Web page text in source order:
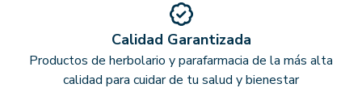
Calidad Garantizada
Productos de herbolario y parafarmacia de la más alta
calidad para cuidar de tu salud y bienestar